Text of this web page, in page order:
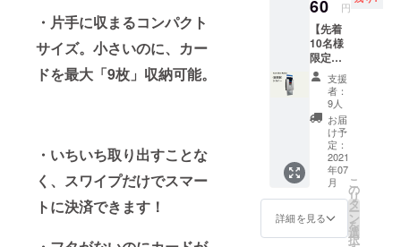
・片手に収まるコンパクト
サイズ。小さいのに、カー
ドを最大「9枚」収納可能。
・いちいち取り出すことな
く、スワイプだけでスマー
トに決済できます！
お手伝いを
していくこ
とをミッ
ションとし
て掲げてお
ります。
60 円
【先着
10名様
限定】
超早割
Vext
Slim
Wallet
［一般
販売予
定価
格
12,000
円］ ＜
リター
ン内容
＞ Vext
支援
者：
9人
お届
け予
定：
2021
年07
月
詳細を見る
こ
の
リ
タ
ー
ン
を
選
択